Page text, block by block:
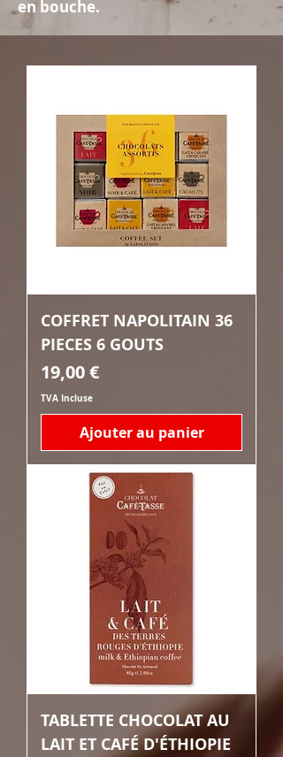
en bouche.
COFFRET NAPOLITAIN 36
PIECES 6 GOUTS
Prix
19,00 €
TVA Incluse
Ajouter au panier
TABLETTE CHOCOLAT AU
LAIT ET CAFÉ D'ÉTHIOPIE